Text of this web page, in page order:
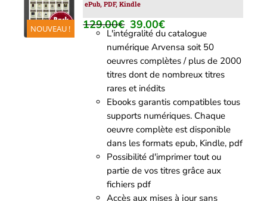
NOUVEAU !
PANIER
/
DÉTAILS
ePub, PDF, Kindle
129.00€ Le
prix
initial
était :
129.00€.
39.00€Le
prix
actuel
est :
39.00€.
L'intégralité du catalogue
numérique Arvensa soit 50
oeuvres complètes / plus de 2000
titres dont de nombreux titres
rares et inédits
Ebooks garantis compatibles tous
supports numériques. Chaque
oeuvre complète est disponible
dans les formats epub, Kindle, pdf
Possibilité d'imprimer tout ou
partie de vos titres grâce aux
fichiers pdf
Accès aux mises à jour sans